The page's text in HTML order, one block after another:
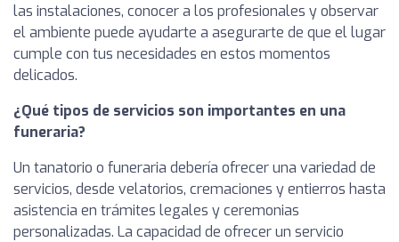
las instalaciones, conocer a los profesionales y observar
el ambiente puede ayudarte a asegurarte de que el lugar
cumple con tus necesidades en estos momentos
delicados.
¿Qué tipos de servicios son importantes en una
funeraria?
Un tanatorio o funeraria debería ofrecer una variedad de
servicios, desde velatorios, cremaciones y entierros hasta
asistencia en trámites legales y ceremonias
personalizadas. La capacidad de ofrecer un servicio